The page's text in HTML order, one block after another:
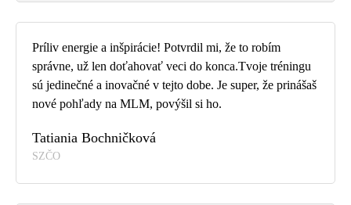
Príliv energie a inšpirácie! Potvrdil mi, že to robím
správne, už len doťahovať veci do konca.Tvoje tréningu
sú jedinečné a inovačné v tejto dobe. Je super, že prinášaš
nové pohľady na MLM, povýšil si ho.
Tatiania Bochničková
SZČO